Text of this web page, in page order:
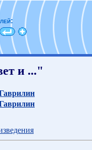
и ..."